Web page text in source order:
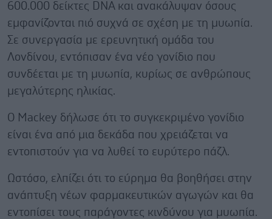
600.000 δείκτες DNA και ανακάλυψαν όσους
εμφανίζονται πιό συχνά σε σχέση με τη μυωπία.
Σε συνεργασία με ερευνητική ομάδα του
Λονδίνου, εντόπισαν ένα νέο γονίδιο που
συνδέεται με τη μυωπία, κυρίως σε ανθρώπους
μεγαλύτερης ηλικίας.
Ο Mackey δήλωσε ότι το συγκεκριμένο γονίδιο
είναι ένα από μια δεκάδα που χρειάζεται να
εντοπιστούν για να λυθεί το ευρύτερο πάζλ.
Ωστόσο, ελπίζει ότι το εύρημα θα βοηθήσει στην
ανάπτυξη νέων φαρμακευτικών αγωγών και θα
εντοπίσει τους παράγοντες κινδύνου για μυωπία.